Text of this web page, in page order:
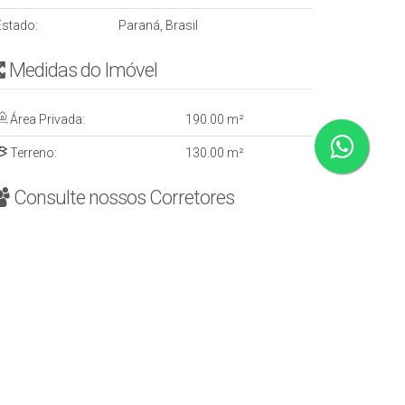
Paraná, Brasil
Medidas do Imóvel
Área Privada: 190 .00 m²
Terreno: 130 .00 m²
Consulte nossos Corretores